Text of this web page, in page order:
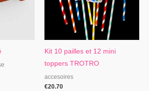
Kit 10 pailles et 12 mini
toppers TROTRO
accesoires
€20.70